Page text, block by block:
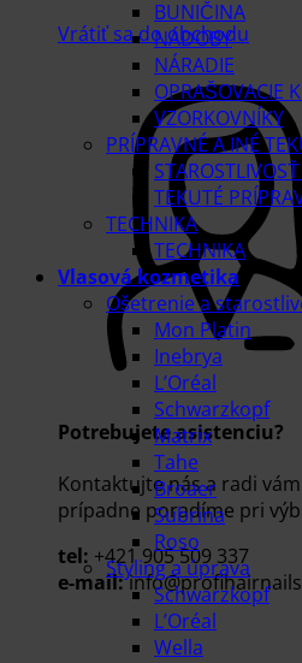
Vrátiť sa do obchodu
Potrebujete asistenciu?
Kontaktujte nás a radi
prípadne poradíme pri
tel: +421 905 509 337
e-mail:
BUNIČINA
NÁDOBY
NÁRADIE
OPRAŠOVACIE
VZORKOVNÍKY
PRÍPRAVNÉ A INÉ
TEKUTÉ
TECHNIKA
TECHNIKA
Vlasová kozmetika
Ošetrenie a
Mon Platin
Inebrya
L’Oréal
Schwarzkopf
Matrix
Tahe
Broaer
Subrina
Roso
Styling a úprava
Schwarzkopf
L’Oréal
Wella